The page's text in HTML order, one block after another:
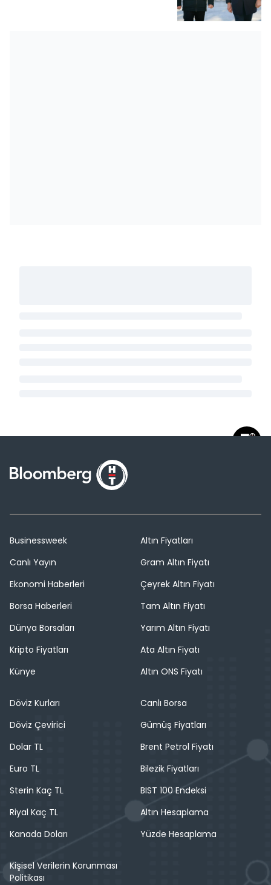
Businessweek
Canlı Yayın
Ekonomi Haberleri
Borsa Haberleri
Dünya Borsaları
Kripto Fiyatları
Künye
Altın Fiyatları
Gram Altın Fiyatı
Çeyrek Altın Fiyatı
Tam Altın Fiyatı
Yarım Altın Fiyatı
Ata Altın Fiyatı
Altın ONS Fiyatı
Döviz Kurları
Döviz Çevirici
Dolar TL
Euro TL
Sterin Kaç TL
Riyal Kaç TL
Kanada Doları
Canlı Borsa
Gümüş Fiyatları
Brent Petrol Fiyatı
Bilezik Fiyatları
BIST 100 Endeksi
Altın Hesaplama
Yüzde Hesaplama
Kişisel Verilerin Korunması
Politikası